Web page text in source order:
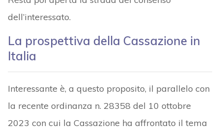
dell’interessato.
La prospettiva della Cassazione in
Italia
Interessante è, a questo proposito, il parallelo con
la recente ordinanza n. 28358 del 10 ottobre
2023 con cui la Cassazione ha affrontato il tema